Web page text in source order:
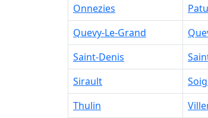
Onnezies
Quevy-Le-Grand
Saint-Denis
Sirault
Thulin